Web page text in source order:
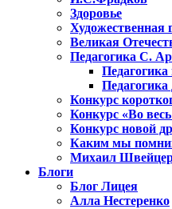
Здоровье
Художественная
Великая
Педагогика С.
Педагогика
Конкурс
Конкурс «Во весь
Конкурс новой
Каким мы
Михаил
Блоги
Блог Лицея
Алла Нестеренко